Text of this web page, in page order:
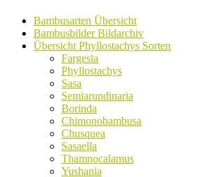
Bambusarten Übersicht
Bambusbilder Bildarchiv
Übersicht Phyllostachys Sorten
Fargesia
Phyllostachys
Sasa
Semiarundinaria
Borinda
Chimonobambusa
Chusquea
Sasaella
Thamnocalamus
Yushania